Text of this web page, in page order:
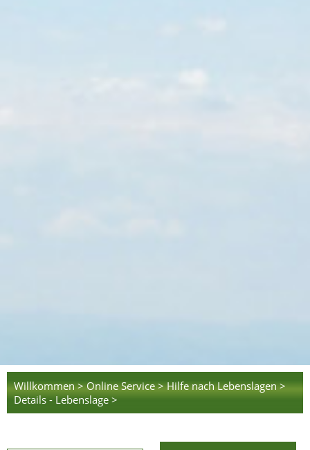
Willkommen > Online Service > Hilfe nach Lebenslagen >
Details - Lebenslage >